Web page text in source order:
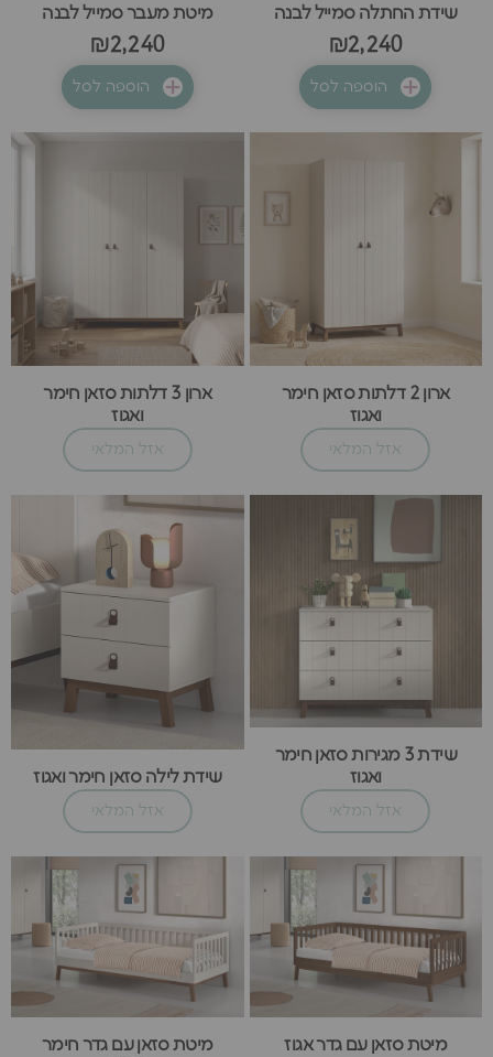
שידת החתלה סמייל לבנה
₪2,240
הוספה לסל
מיטת מעבר סמייל לבנה
₪2,240
הוספה לסל
ארון 2 דלתות סזאן חימר
ואגוז
אזל המלאי
ארון 3 דלתות סזאן חימר
ואגוז
אזל המלאי
שידת 3 מגירות סזאן חימר
ואגוז
אזל המלאי
שידת לילה סזאן חימר ואגוז
אזל המלאי
מיטת סזאן עם גדר אגוז
מיטת סזאן עם גדר חימר